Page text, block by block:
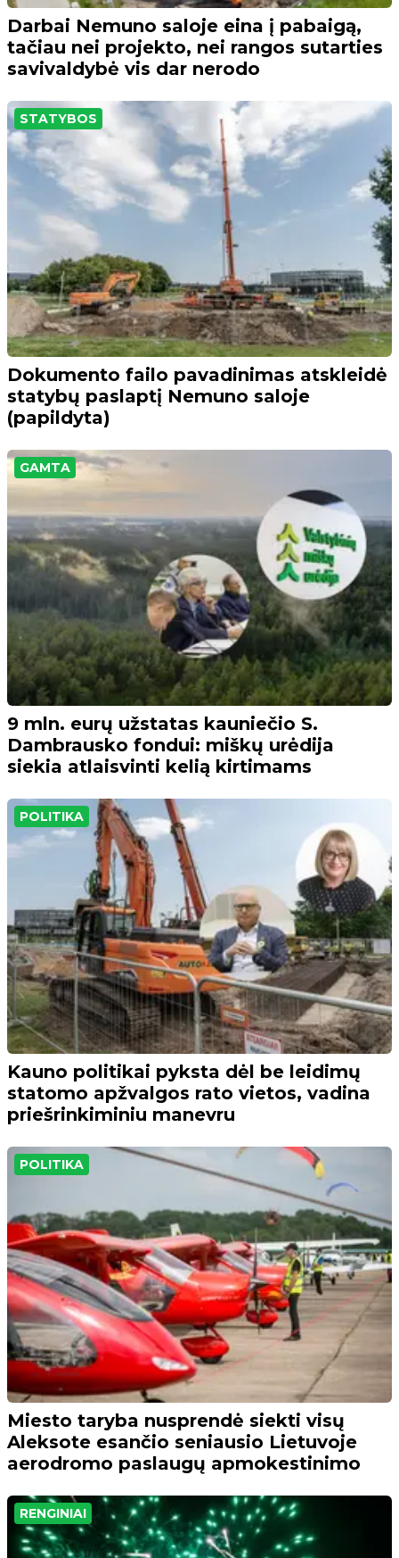
Darbai Nemuno saloje eina į pabaigą,
tačiau nei projekto, nei rangos sutarties
savivaldybė vis dar nerodo
STATYBOS
Dokumento failo pavadinimas atskleidė
statybų paslaptį Nemuno saloje
(papildyta)
GAMTA
9 mln. eurų užstatas kauniečio S.
Dambrausko fondui: miškų urėdija
siekia atlaisvinti kelią kirtimams
POLITIKA
Kauno politikai pyksta dėl be leidimų
statomo apžvalgos rato vietos, vadina
priešrinkiminiu manevru
POLITIKA
Miesto taryba nusprendė siekti visų
Aleksote esančio seniausio Lietuvoje
aerodromo paslaugų apmokestinimo
RENGINIAI